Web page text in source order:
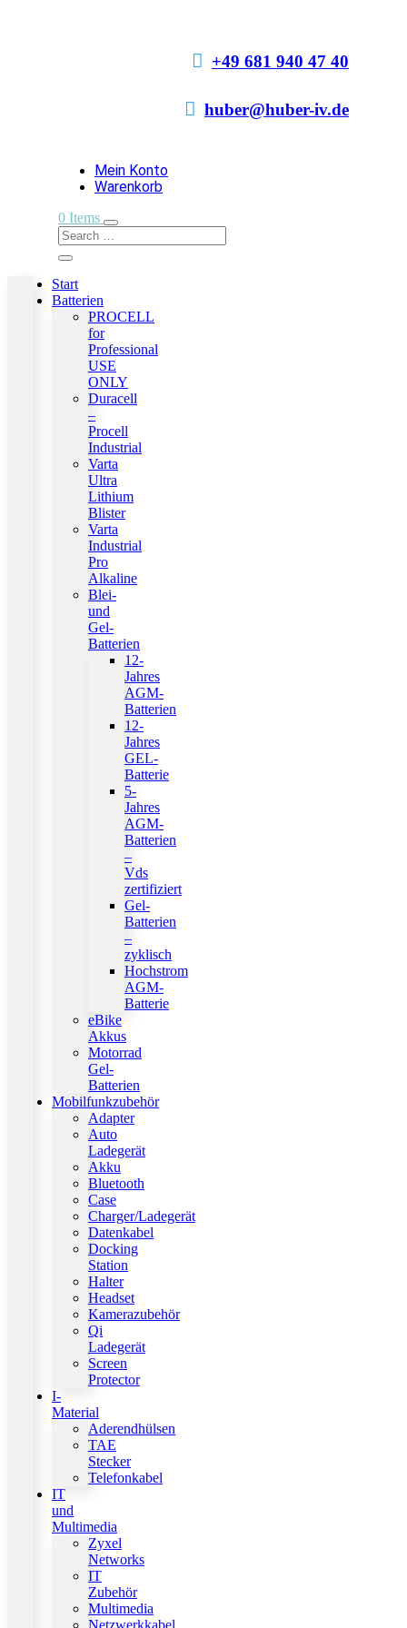
 +49 681 940 47 40
 huber@huber-iv.de
Mein Konto
Warenkorb
0 Items
Start
Batterien
PROCELL
for
Professional
USE
ONLY
Duracell
–
Procell
Industrial
Varta
Ultra
Lithium
Blister
Varta
Industrial
Pro
Alkaline
Blei-
und
Gel-
Batterien
12-
Jahres
AGM-
Batterien
12-
Jahres
GEL-
Batterie
5-
Jahres
AGM-
Batterien
–
Vds
zertifiziert
Gel-
Batterien
–
zyklisch
Hochstrom
AGM-
Batterie
eBike
Akkus
Motorrad
Gel-
Batterien
Mobilfunkzubehör
Adapter
Auto
Ladegerät
Akku
Bluetooth
Case
Charger/Ladegerät
Datenkabel
Docking
Station
Halter
Headset
Kamerazubehör
Qi
Ladegerät
Screen
Protector
I-
Material
Aderendhülsen
TAE
Stecker
Telefonkabel
IT
und
Multimedia
Zyxel
Networks
IT
Zubehör
Multimedia
Netzwerkkabel